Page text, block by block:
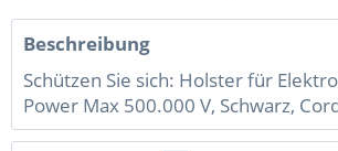
Beschreibung
Schützen Sie sich: Holster für
Power Max 500.000 V, Schwarz,